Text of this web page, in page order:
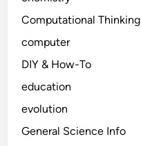
Computational Thinking
computer
DIY & How-To
education
evolution
General Science Info